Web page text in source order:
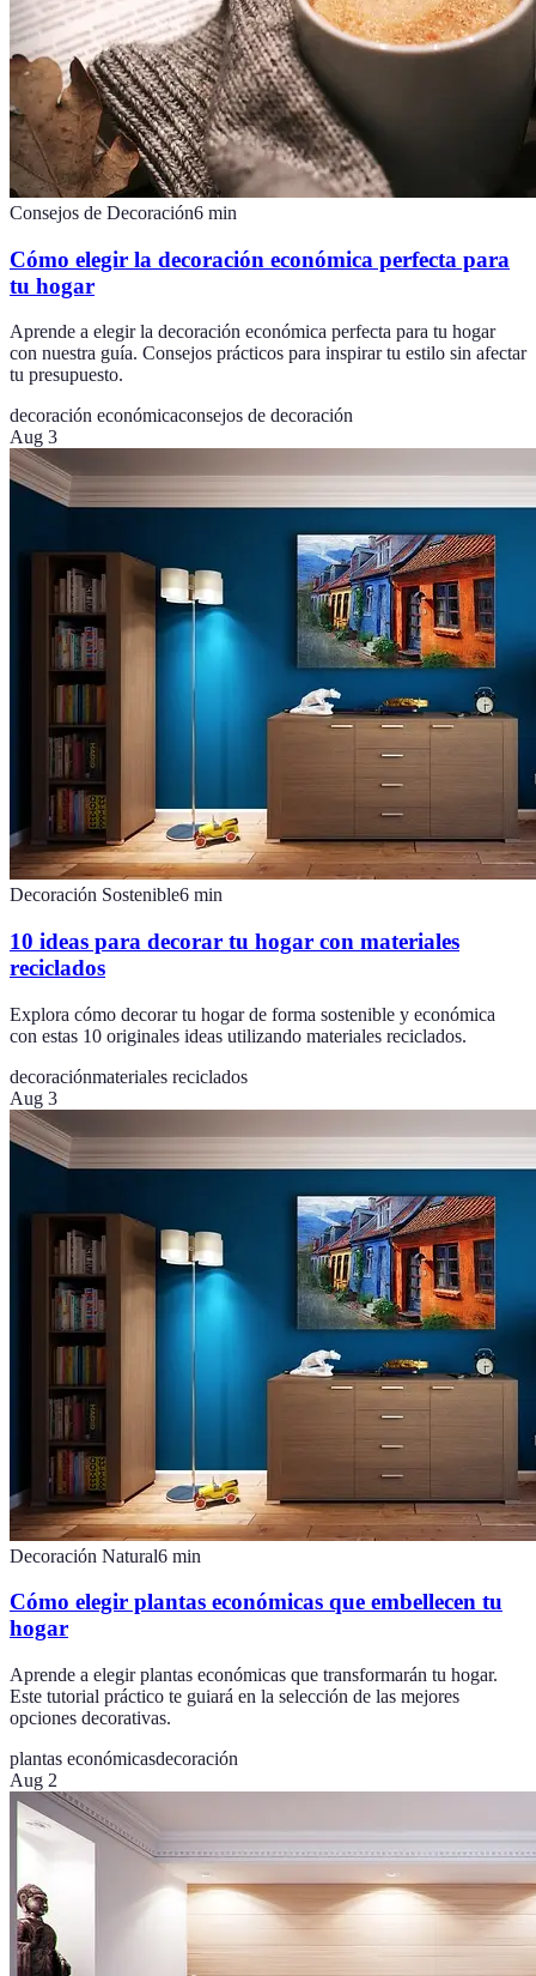
Consejos de Decoración6 min
Cómo elegir la decoración económica perfecta para
tu hogar
Aprende a elegir la decoración económica perfecta para tu hogar
con nuestra guía. Consejos prácticos para inspirar tu estilo sin afectar
tu presupuesto.
decoración económicaconsejos de decoración
Aug 3
Decoración Sostenible6 min
10 ideas para decorar tu hogar con materiales
reciclados
Explora cómo decorar tu hogar de forma sostenible y económica
con estas 10 originales ideas utilizando materiales reciclados.
decoraciónmateriales reciclados
Aug 3
Decoración Natural6 min
Cómo elegir plantas económicas que embellecen tu
hogar
Aprende a elegir plantas económicas que transformarán tu hogar.
Este tutorial práctico te guiará en la selección de las mejores
opciones decorativas.
plantas económicasdecoración
Aug 2